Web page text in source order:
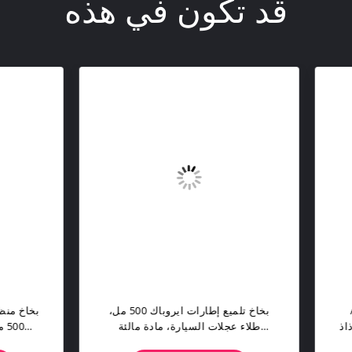
قد تكون في هذه
طلاء عجلات السيارة، مادة
Aeropak 500ml زجاجة بلاستيكية
سيارات & إزالة الحشرات رذاذ